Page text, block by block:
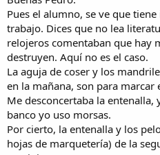
Pues el alumno, se ve que
trabajo. Dices que no lea
relojeros comentaban que hay
destruyen. Aquí no es el caso.
La aguja de coser y los
en la mañana, son para marcar
Me desconcertaba la
banco yo uso morsas.
Por cierto, la entenalla y los
hojas de marquetería) de la